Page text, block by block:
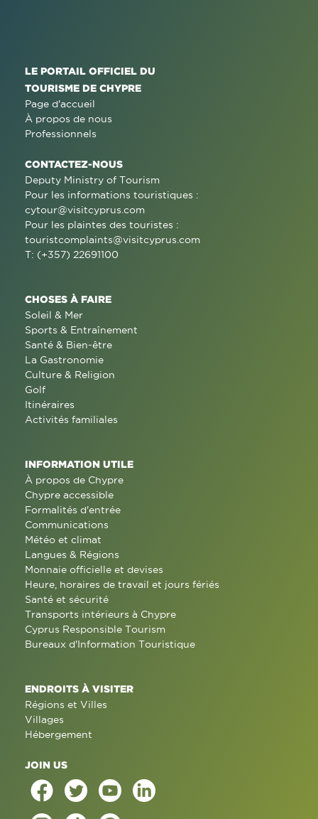
LE PORTAIL OFFICIEL DU
TOURISME DE CHYPRE
Page d'accueil
À propos de nous
Professionnels
CONTACTEZ-NOUS
Deputy Ministry of Tourism
Pour les informations touristiques :
cytour@visitcyprus.com
Pour les plaintes des touristes :
touristcomplaints@visitcyprus.com
T: (+357) 22691100
CHOSES À FAIRE
Soleil & Mer
Sports & Entraînement
Santé & Bien-être
La Gastronomie
Culture & Religion
Golf
Itinéraires
Activités familiales
INFORMATION UTILE
À propos de Chypre
Chypre accessible
Formalités d'entrée
Communications
Météo et climat
Langues & Régions
Monnaie officielle et devises
Heure, horaires de travail et jours fériés
Santé et sécurité
Transports intérieurs à Chypre
Cyprus Responsible Tourism
Bureaux d'Information Touristique
ENDROITS À VISITER
Régions et Villes
Villages
Hébergement
JOIN US